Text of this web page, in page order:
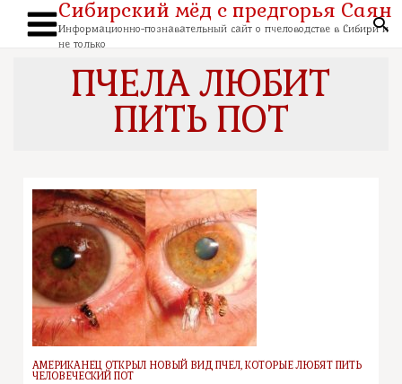
содержимому
Main
Сибирский мёд с предгорья Саян
Информационно-познавательный сайт о пчеловодстве в Сибири и
не только
ПЧЕЛА ЛЮБИТ
ПИТЬ ПОТ
АМЕРИКАНЕЦ ОТКРЫЛ НОВЫЙ ВИД ПЧЕЛ, КОТОРЫЕ ЛЮБЯТ ПИТЬ
ЧЕЛОВЕЧЕСКИЙ ПОТ